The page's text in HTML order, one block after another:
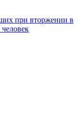
при вторжении в